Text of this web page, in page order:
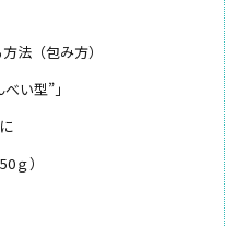
法（包み方）
い型”」
ｇ）